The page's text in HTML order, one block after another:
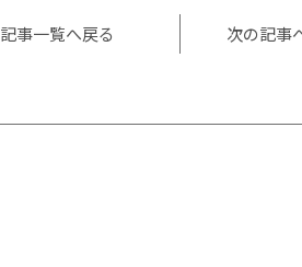
記事一覧へ戻る 次の記事